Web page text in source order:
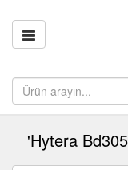
'Hytera